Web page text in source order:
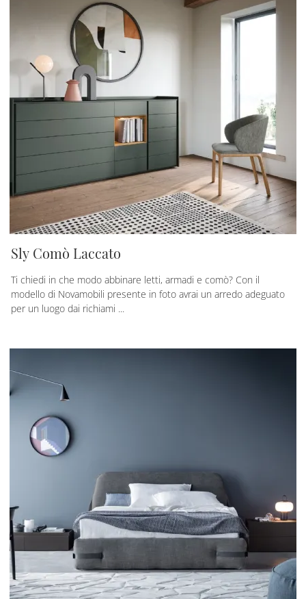
Sly Comò Laccato
Ti chiedi in che modo abbinare letti, armadi e comò? Con il
modello di Novamobili presente in foto avrai un arredo adeguato
per un luogo dai richiami ...